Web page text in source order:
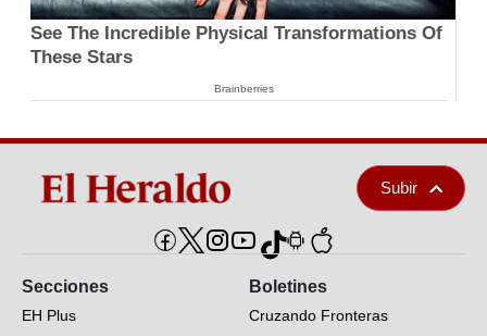
See The Incredible Physical Transformations Of
These Stars
Brainberries
Subir
Secciones
EH Plus
Boletines
Cruzando Fronteras